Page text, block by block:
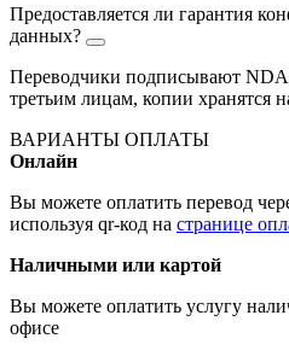
Предоставляется ли гарантия
данных?
Переводчики подписывают
третьим лицам, копии хранятся
ВАРИАНТЫ ОПЛАТЫ
Онлайн
Вы можете оплатить перевод
используя qr-код на странице
Наличными или картой
Вы можете оплатить услугу
офисе